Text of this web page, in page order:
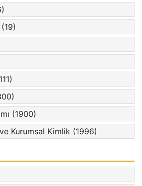
(19)
(1900)
Kurumsal Kimlik (1996)